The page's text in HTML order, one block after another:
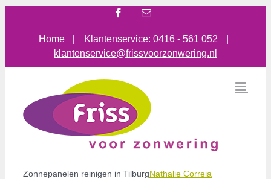
Facebook
E-
Home | Klantenservice: 0416 - 561 052
klantenservice@frissvoorzonwering.nl
Zonnepanelen reinigen in TilburgNathalie Correia